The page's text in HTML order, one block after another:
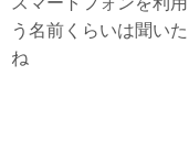
う名前くらいは聞い
ね